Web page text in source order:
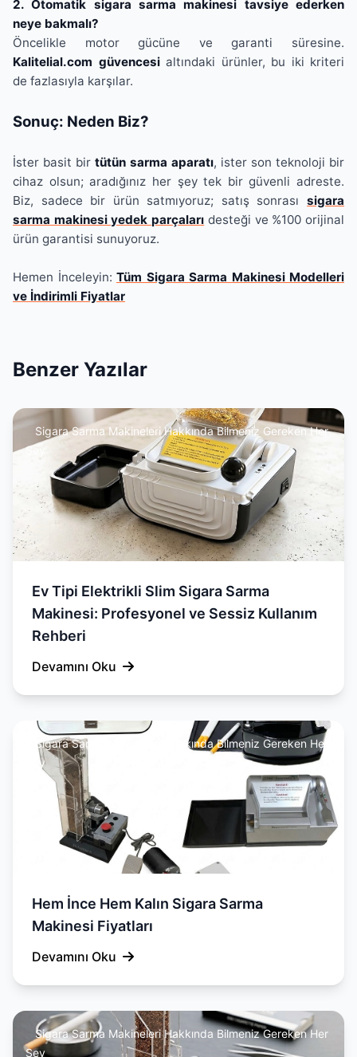
2. Otomatik sigara sarma makinesi tavsiye ederken
neye bakmalı?
Öncelikle motor gücüne ve garanti süresine.
Kalitelial.com güvencesialtındaki ürünler, bu iki kriteri
de fazlasıyla karşılar.
Sonuç: Neden Biz?
İster basit bir tütün sarma aparatı, ister son teknoloji bir
cihaz olsun; aradığınız her şey tek bir güvenli adreste.
Biz, sadece bir ürün satmıyoruz; satış sonrası sigara
sarma makinesi yedek parçaları desteği ve %100 orijinal
ürün garantisi sunuyoruz.
Hemen İnceleyin: Tüm Sigara Sarma Makinesi Modelleri
ve İndirimli Fiyatlar
Benzer Yazılar
Sigara Sarma Makineleri Hakkında Bilmeniz Gereken Her
Şey
Ev Tipi Elektrikli Slim Sigara Sarma
Makinesi: Profesyonel ve Sessiz Kullanım
Rehberi
Devamını Oku
Sigara Sarma Makineleri Hakkında Bilmeniz Gereken Her
Şey
Hem İnce Hem Kalın Sigara Sarma
Makinesi Fiyatları
Devamını Oku
Sigara Sarma Makineleri Hakkında Bilmeniz Gereken Her
Şey